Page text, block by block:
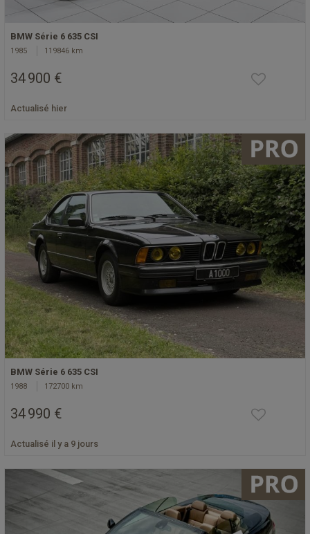
BMW Série 6 635 CSI
1985 119846 km
34 900 €
Actualisé hier
BMW Série 6 635 CSI
1988 172700 km
34 990 €
Actualisé il y a 9 jours